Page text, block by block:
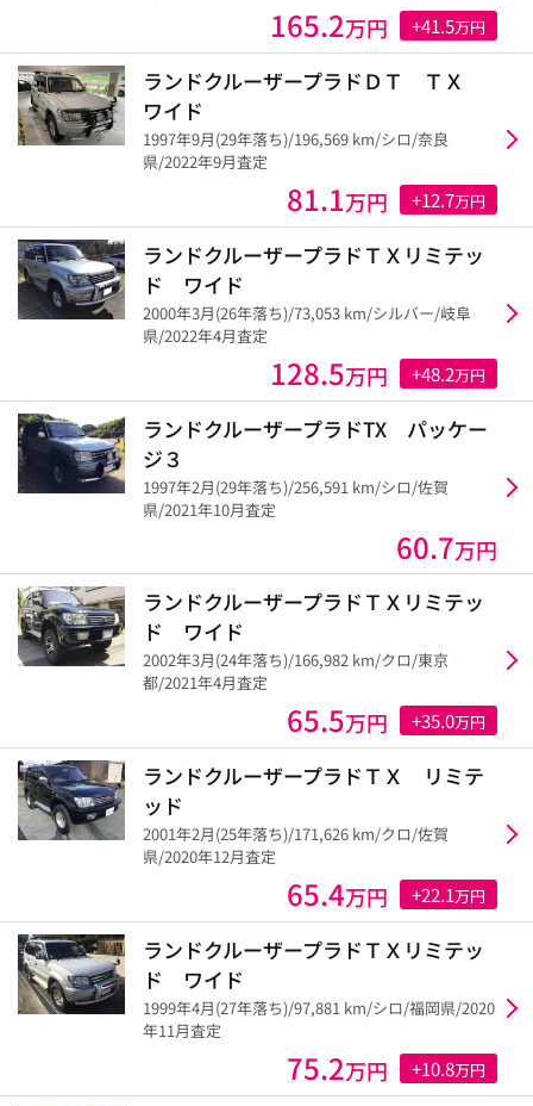
165.2万円 +41.5万円
ランドクルーザープラドＤＴ ＴＸ
ワイド
1997年9月(29年落ち)/196,569 km/シロ/奈良
県/2022年9月査定
81.1万円 +12.7万円
ランドクルーザープラドＴＸリミテッ
ド ワイド
2000年3月(26年落ち)/73,053 km/シルバー/岐阜
県/2022年4月査定
128.5万円 +48.2万円
ランドクルーザープラドTX パッケー
ジ３
1997年2月(29年落ち)/256,591 km/シロ/佐賀
県/2021年10月査定
60.7万円
ランドクルーザープラドＴＸリミテッ
ド ワイド
2002年3月(24年落ち)/166,982 km/クロ/東京
都/2021年4月査定
65.5万円 +35.0万円
ランドクルーザープラドＴＸ リミテ
ッド
2001年2月(25年落ち)/171,626 km/クロ/佐賀
県/2020年12月査定
65.4万円 +22.1万円
ランドクルーザープラドＴＸリミテッ
ド ワイド
1999年4月(27年落ち)/97,881 km/シロ/福岡県/2020
年11月査定
75.2万円 +10.8万円